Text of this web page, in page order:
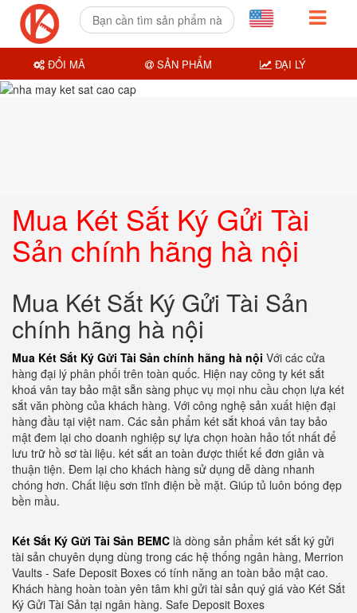
Mua Két Sắt Ký Gửi Tài
Sản chính hãng hà nội
Mua Két Sắt Ký Gửi Tài Sản
chính hãng hà nội
Mua Két Sắt Ký Gửi Tài Sản chính hãng hà nội Với các cửa
hàng đại lý phân phối trên toàn quốc. Hiện nay công ty két sắt
khoá vân tay bảo mật sẵn sàng phục vụ mọi nhu cầu chọn lựa két
sắt văn phòng của khách hàng. Với công nghệ sản xuất hiện đại
hàng đầu tại việt nam. Các sản phẩm két sắt khoá vân tay bảo
mật đem lại cho doanh nghiệp sự lựa chọn hoàn hảo tốt nhất để
lưu trữ hồ sơ tài liệu. két sắt an toàn được thiết kế đơn giản và
thuận tiện. Đem lại cho khách hàng sử dụng dễ dàng nhanh
chóng hơn. Chất liệu sơn tĩnh điện bề mặt. Giúp tủ luôn bóng đẹp
bền mầu.
Két Sắt Ký Gửi Tài Sản BEMC là dòng sản phẩm két sắt ký gửi
tài sản chuyên dụng dùng trong các hệ thống ngân hàng, Merrion
Vaults - Safe Deposit Boxes có tính năng an toàn bảo mật cao.
Khách hàng hoàn toàn yên tâm khi gửi tài sản quý giá vào Két Sắt
Ký Gửi Tài Sản tại ngân hàng. Safe Deposit Boxes
ĐỔI MÃ SẢN PHẨM ĐẠI LÝ